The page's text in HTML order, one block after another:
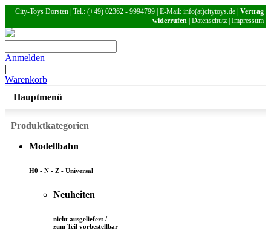
City-Toys Dorsten | Tel.: (+49) 02362 - 9994799 | E-Mail: info(at)citytoys.de | Vertrag
widerrufen Datenschutz Impressum
Anmelden
|
Warenkorb
Hauptmenü
Produktkategorien
Modellbahn
H0 - N - Z - Universal
Neuheiten
nicht ausgeliefert /
zum Teil vorbestellbar